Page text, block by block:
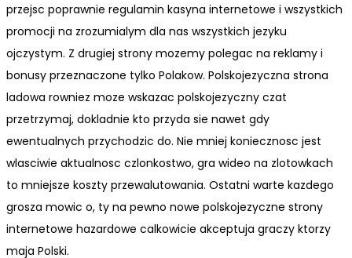
przejsc poprawnie regulamin kasyna internetowe i wszystkich
promocji na zrozumialym dla nas wszystkich jezyku
ojczystym. Z drugiej strony mozemy polegac na reklamy i
bonusy przeznaczone tylko Polakow. Polskojezyczna strona
ladowa rowniez moze wskazac polskojezyczny czat
przetrzymaj, dokladnie kto przyda sie nawet gdy
ewentualnych przychodzic do. Nie mniej koniecznosc jest
wlasciwie aktualnosc czlonkostwo, gra wideo na zlotowkach
to mniejsze koszty przewalutowania. Ostatni warte kazdego
grosza mowic o, ty na pewno nowe polskojezyczne strony
internetowe hazardowe calkowicie akceptuja graczy ktorzy
maja Polski.